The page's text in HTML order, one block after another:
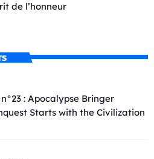
de l’honneur
: Apocalypse Bringer
Starts with the Civilization